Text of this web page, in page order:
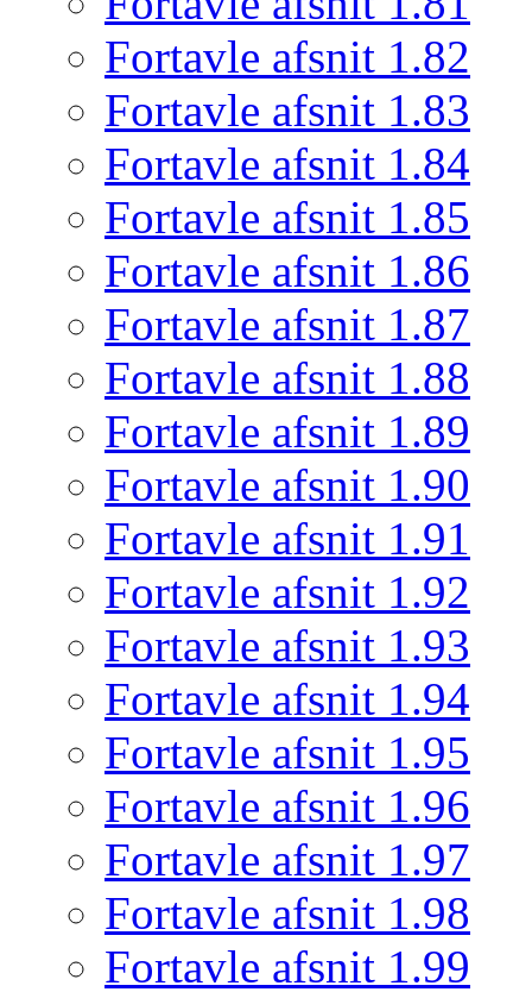
Fortavle afsnit 1.82
Fortavle afsnit 1.83
Fortavle afsnit 1.84
Fortavle afsnit 1.85
Fortavle afsnit 1.86
Fortavle afsnit 1.87
Fortavle afsnit 1.88
Fortavle afsnit 1.89
Fortavle afsnit 1.90
Fortavle afsnit 1.91
Fortavle afsnit 1.92
Fortavle afsnit 1.93
Fortavle afsnit 1.94
Fortavle afsnit 1.95
Fortavle afsnit 1.96
Fortavle afsnit 1.97
Fortavle afsnit 1.98
Fortavle afsnit 1.99